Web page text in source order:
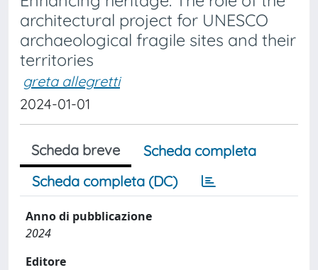
architectural project for UNESCO
archaeological fragile sites and their
territories
greta allegretti
2024-01-01
Scheda breve
Scheda completa
Scheda completa (DC)
Anno di pubblicazione
2024
Editore